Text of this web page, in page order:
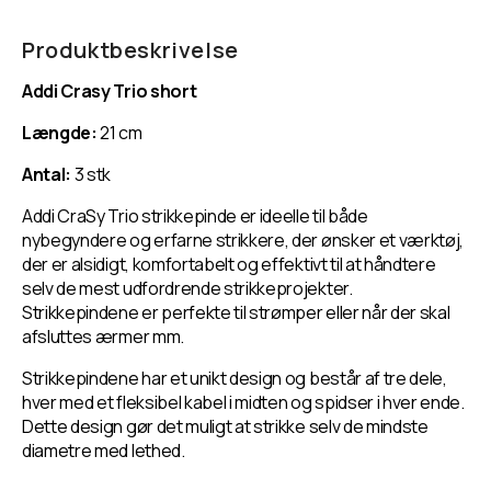
-
Trio
-
Trio
Produktbeskrivelse
Addi Crasy Trio short
Længde:21 cm
Antal: 3 stk
Addi CraSy Trio strikkepinde er ideelle til både
nybegyndere og erfarne strikkere, der ønsker et værktøj,
der er alsidigt, komfortabelt og effektivt til at håndtere
selv de mest udfordrende strikkeprojekter.
Strikkepindene er perfekte til strømper eller når der skal
afsluttes ærmer mm.
Strikkepindene har et unikt design og består af tre dele,
hver med et fleksibel kabel i midten og spidser i hver ende.
Dette design gør det muligt at strikke selv de mindste
diametre med lethed.